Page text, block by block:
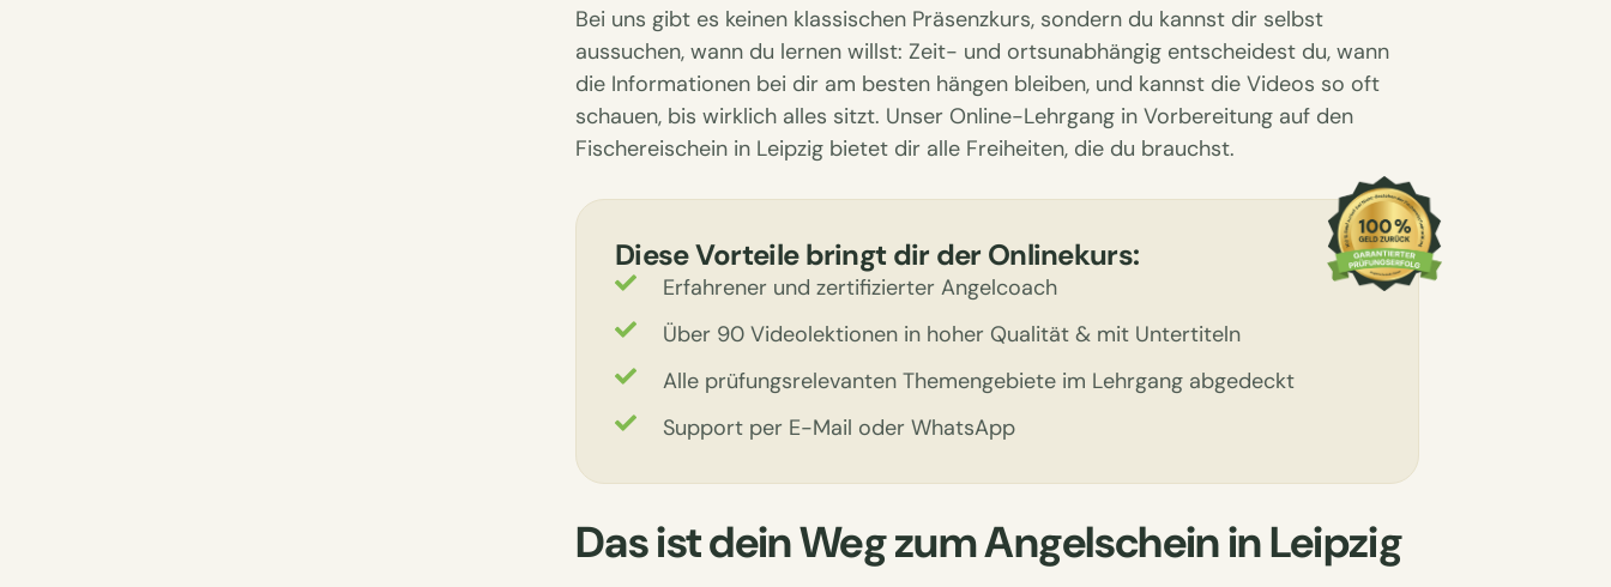
Bei uns gibt es keinen klassischen Präsenzkurs, sondern du kannst dir selbst
aussuchen, wann du lernen willst: Zeit- und ortsunabhängig entscheidest du, wann
die Informationen bei dir am besten hängen bleiben, und kannst die Videos so oft
schauen, bis wirklich alles sitzt. Unser Online-Lehrgang in Vorbereitung auf den
Fischereischein in Leipzig bietet dir alle Freiheiten, die du brauchst.
Diese Vorteile bringt dir der Onlinekurs:
Erfahrener und zertifizierter Angelcoach
Über 90 Videolektionen in hoher Qualität & mit Untertiteln
Alle prüfungsrelevanten Themengebiete im Lehrgang abgedeckt
Support per E-Mail oder WhatsApp
Das ist dein Weg zum Angelschein in Leipzig